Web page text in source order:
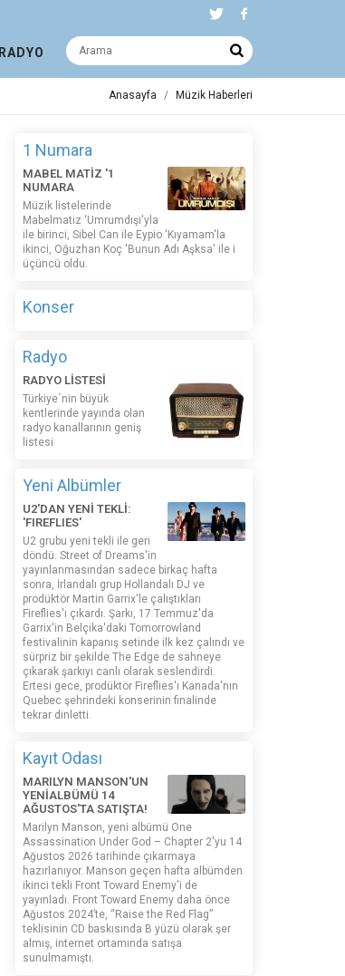
RADYO
Anasayfa Müzik Haberleri
1 Numara
MABEL MATİZ '1
NUMARA
Müzik listelerinde
Mabelmatiz ‘Umrumdışı'yla
ile birinci, Sibel Can ile Eypio 'Kıyamam'la
ikinci, Oğuzhan Koç 'Bunun Adı Aşksa' ile i
üçüncü oldu.
Konser
Radyo
RADYO LİSTESİ
Türkiye´nin büyük
kentlerinde yayında olan
radyo kanallarının geniş
listesi
Yeni Albümler
U2'DAN YENİ TEKLİ:
'FIREFLIES'
U2 grubu yeni tekli ile geri
döndü. Street of Dreams'in
yayınlanmasından sadece birkaç hafta
sonra, İrlandalı grup Hollandalı DJ ve
prodüktör Martin Garrix'le çalıştıkları
Fireflies'ı çıkardı. Şarkı, 17 Temmuz'da
Garrix'in Belçika'daki Tomorrowland
festivalinin kapanış setinde ilk kez çalındı ​​ve
sürpriz bir şekilde The Edge de sahneye
çıkarak şarkıyı canlı olarak seslendirdi.
Ertesi gece, prodüktör Fireflies'ı Kanada'nın
Quebec şehrindeki konserinin finalinde
tekrar dinletti.
Kayıt Odası
MARILYN MANSON'UN
YENİALBÜMÜ 14
AĞUSTOS'TA SATIŞTA!
Marilyn Manson, yeni albümü One
Assassination Under God – Chapter 2'yu 14
Ağustos 2026 tarihinde çıkarmaya
hazırlanıyor. Manson geçen hafta albümden
ikinci tekli Front Toward Enemy'i de
yayınladı. Front Toward Enemy daha önce
Ağustos 2024’te, “Raise the Red Flag”
teklisinin CD baskısında B yüzü olarak şer
almış, internet ortamında satışa
sunulmamıştı.